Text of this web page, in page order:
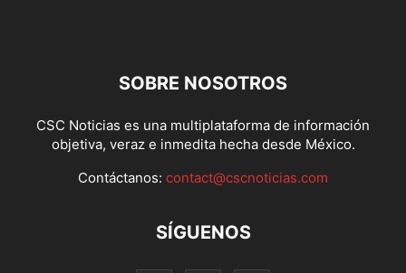
SOBRE NOSOTROS
CSC Noticias es una multiplataforma de información
objetiva, veraz e inmedita hecha desde México.
Contáctanos: contact@cscnoticias.com
SÍGUENOS